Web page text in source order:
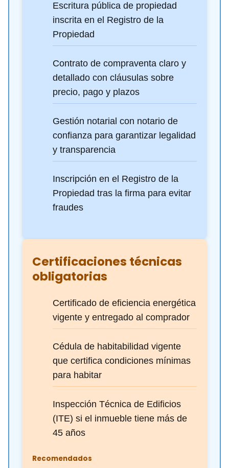
Escritura pública de propiedad
inscrita en el Registro de la
Propiedad
Contrato de compraventa claro y
detallado con cláusulas sobre
precio, pago y plazos
Gestión notarial con notario de
confianza para garantizar legalidad
y transparencia
Inscripción en el Registro de la
Propiedad tras la firma para evitar
fraudes
Certificaciones técnicas
obligatorias
Certificado de eficiencia energética
vigente y entregado al comprador
Cédula de habitabilidad vigente
que certifica condiciones mínimas
para habitar
Inspección Técnica de Edificios
(ITE) si el inmueble tiene más de
45 años
Recomendados